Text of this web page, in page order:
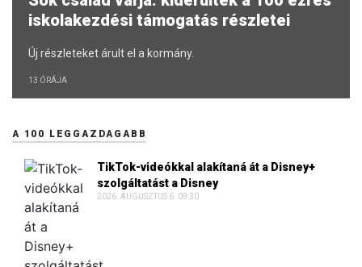
iskolakezdési támogatás részletei
Új részleteket árult el a kormány.
13 ÓRÁJA
A 100 LEGGAZDAGABB
TikTok-videókkal alakítaná át a Disney+
szolgáltatást a Disney
2026. AUGUSZTUS 6. 09:30